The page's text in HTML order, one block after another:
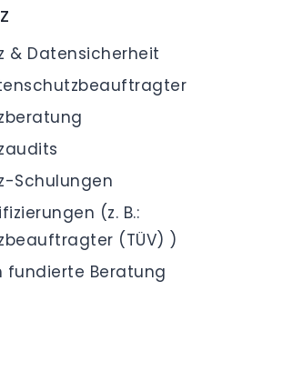
& Datensicherheit
Schulungen
(z. B.:
(TÜV) )
fundierte Beratung